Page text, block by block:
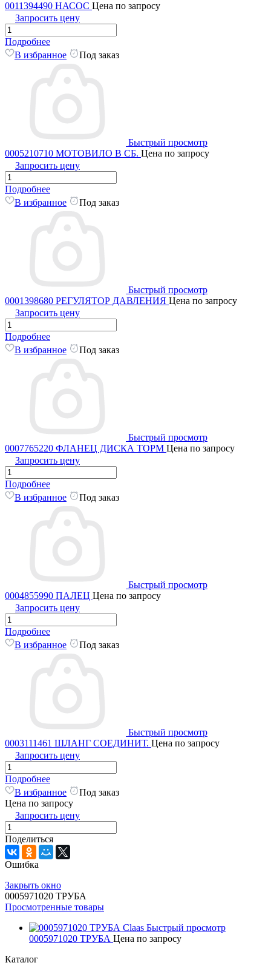
0011394490 НАСОС Цена по запросу
Запросить цену
Подробнее
В избранное
Под заказ
Быстрый просмотр
0005210710 МОТОВИЛО В СБ. Цена по запросу
Запросить цену
Подробнее
В избранное
Под заказ
Быстрый просмотр
0001398680 РЕГУЛЯТОР ДАВЛЕНИЯ Цена по запросу
Запросить цену
Подробнее
В избранное
Под заказ
Быстрый просмотр
0007765220 ФЛАНЕЦ ДИСКА ТОРМ Цена по запросу
Запросить цену
Подробнее
В избранное
Под заказ
Быстрый просмотр
0004855990 ПАЛЕЦ Цена по запросу
Запросить цену
Подробнее
В избранное
Под заказ
Быстрый просмотр
0003111461 ШЛАНГ СОЕДИНИТ. Цена по запросу
Запросить цену
Подробнее
В избранное
Под заказ
Цена по запросу
Запросить цену
Поделиться
Ошибка
Закрыть окно
0005971020 ТРУБА
Просмотренные товары
Быстрый просмотр
0005971020 ТРУБА Цена по запросу
Каталог